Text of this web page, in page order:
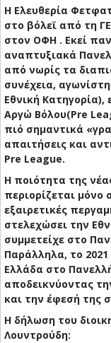
​Η Ελευθερία
στο βόλεϊ από τη
στον ΟΦΗ . Εκεί
αναπτυξιακά
από νωρίς τα
συνέχεια,
Εθνική
Αργώ Βόλου(Pre
πιό σημαντικά
απαιτήσεις και
Pre League.
​Η ποιότητα της
περιορίζεται μόνο
εξαιρετικές
στελεχώσει την
συμμετείχε στο
Παράλληλα, το
Ελλάδα στο
αποδεικνύοντας
και την έφεσή της
​Η δήλωση του
Λουντρούδη: